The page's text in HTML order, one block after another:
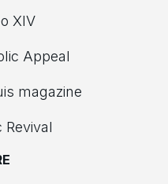
XIV
Appeal
magazine
Revival